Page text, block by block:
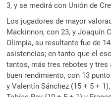
3, y se medirá con Unión de
Los jugadores de mayor
Mackinnon, con 23, y Joaquín
Olimpia, su resultante fue de
asistencias; en tanto que el
tantos, más tres rebotes y
buen rendimiento, con 13
y Valentín Sánchez (15 + 5 +